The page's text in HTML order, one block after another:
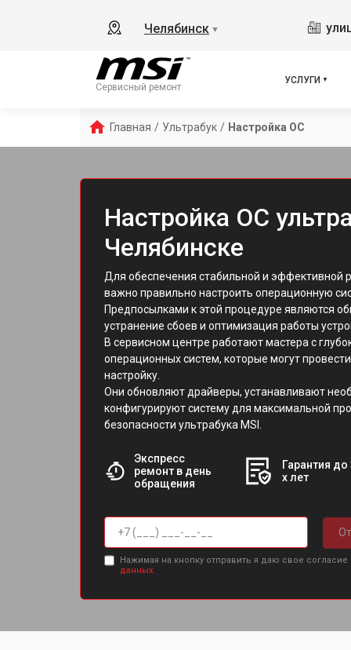
Челябинск ▼
Сервисный ремонт
УСЛУГИ
Главная / Ультрабук / Настройка ОС
Настройка ОС
Челябинске
Для обеспечения стабильной и эффективной
важно правильно настроить операционную
Предпосылками к этой процедуре являются
устранение сбоев и оптимизация работы
В сервисном центре работают мастера с
операционных систем, которые могут
настройку.
Они обновляют драйверы, устанавливают
конфигурируют систему для максимальной
безопасности ультрабука MSI.
Экспресс
ремонт в день
обращения
Гарантия до
х лет
Нажимая на кнопку отправить я даю свое согласие
данных.